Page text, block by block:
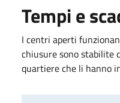
Tempi e
I centri aperti
chiusure sono stabilite
quartiere che li hanno